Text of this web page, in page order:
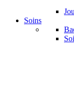
Soins